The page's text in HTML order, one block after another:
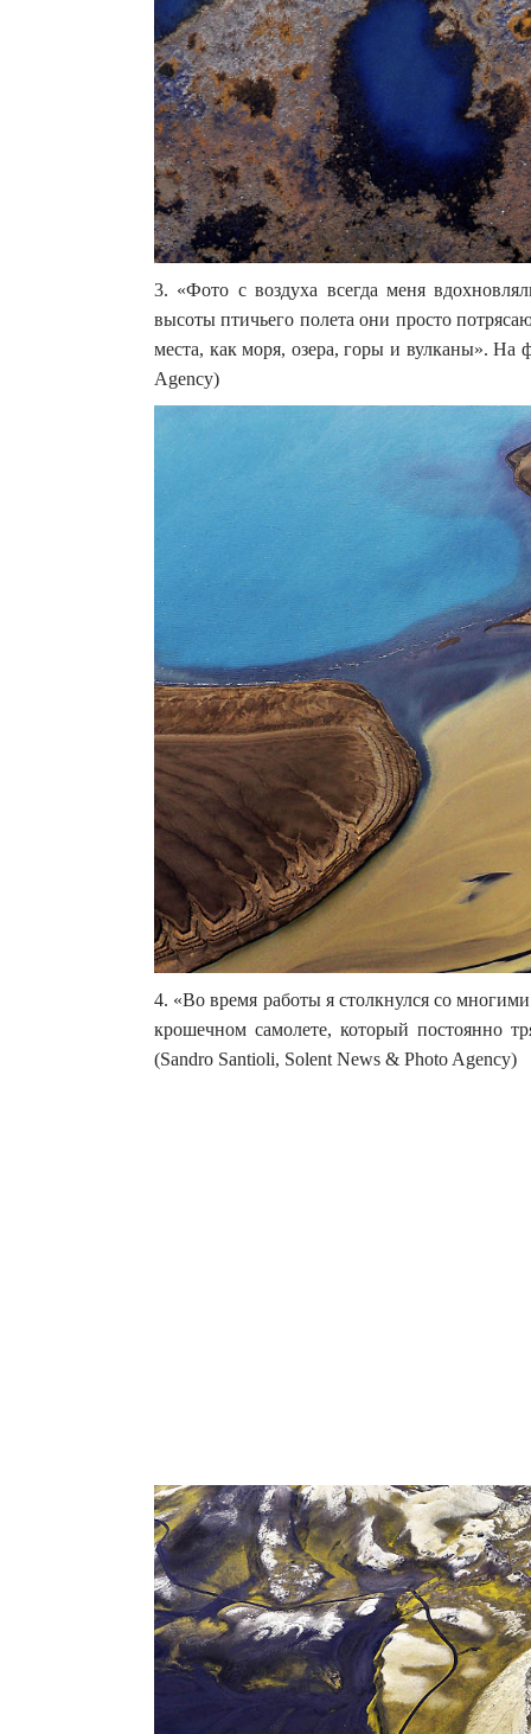
3. «Фото с воздуха всегда меня
высоты птичьего полета они просто
места, как моря, озера, горы и вулканы». На
Agency)
4. «Во время работы я столкнулся со
крошечном самолете, который постоянно
(Sandro Santioli, Solent News & Photo Agency)